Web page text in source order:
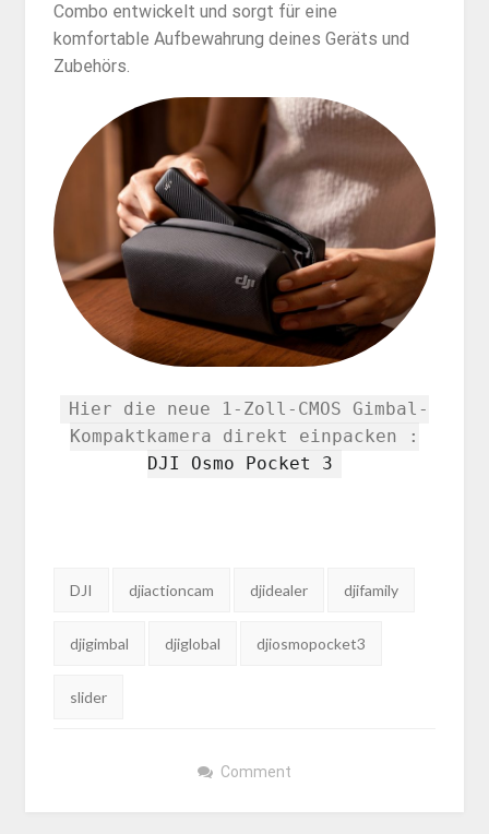
Combo entwickelt und sorgt für eine
komfortable Aufbewahrung deines Geräts und
Zubehörs.
Hier die neue 1-Zoll-CMOS Gimbal-
Kompaktkamera direkt einpacken :
DJI Osmo Pocket 3
Tags:
DJI djiactioncam djidealer djifamily
djigimbal djiglobal djiosmopocket3
slider
Comment